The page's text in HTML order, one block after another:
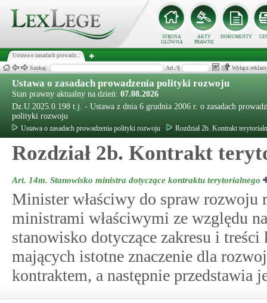
STRONA
GŁÓWNA
AKTY
PRAWNE
DOKUMENTY
Ustawa o zasadach prowadz...
Szukaj: Art./§ Wyłącz
Ustawa o zasadach prowadzenia polityki rozwoju
Stan prawny aktualny na dzień: 07.08.2026
Dz.U.2025.0.198 t.j. - Ustawa z dnia 6 grudnia 2006 r. o zasadach
polityki rozwoju
Ustawa o zasadach prowadzenia polityki rozwoju Rozdział 2b. Kontrakt
Rozdział 2b. Kontrakt
Art. 14m. Stanowisko ministra dotyczące kontraktu terytorialnego
Minister właściwy do spraw rozwoju
ministrami właściwymi ze względu
stanowisko dotyczące zakresu i
mających istotne znaczenie dla
kontraktem, a następnie